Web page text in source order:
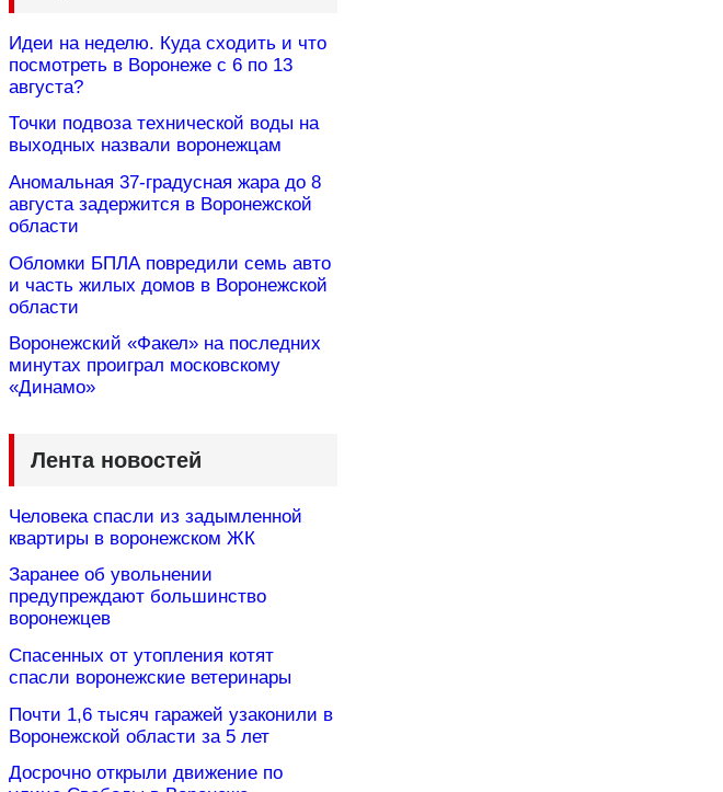
Идеи на неделю. Куда сходить и что
посмотреть в Воронеже с 6 по 13
августа?
Точки подвоза технической воды на
выходных назвали воронежцам
Аномальная 37-градусная жара до 8
августа задержится в Воронежской
области
Обломки БПЛА повредили семь авто
и часть жилых домов в Воронежской
области
Воронежский «Факел» на последних
минутах проиграл московскому
«Динамо»
Лента новостей
Человека спасли из задымленной
квартиры в воронежском ЖК
Заранее об увольнении
предупреждают большинство
воронежцев
Спасенных от утопления котят
спасли воронежские ветеринары
Почти 1,6 тысяч гаражей узаконили в
Воронежской области за 5 лет
Досрочно открыли движение по